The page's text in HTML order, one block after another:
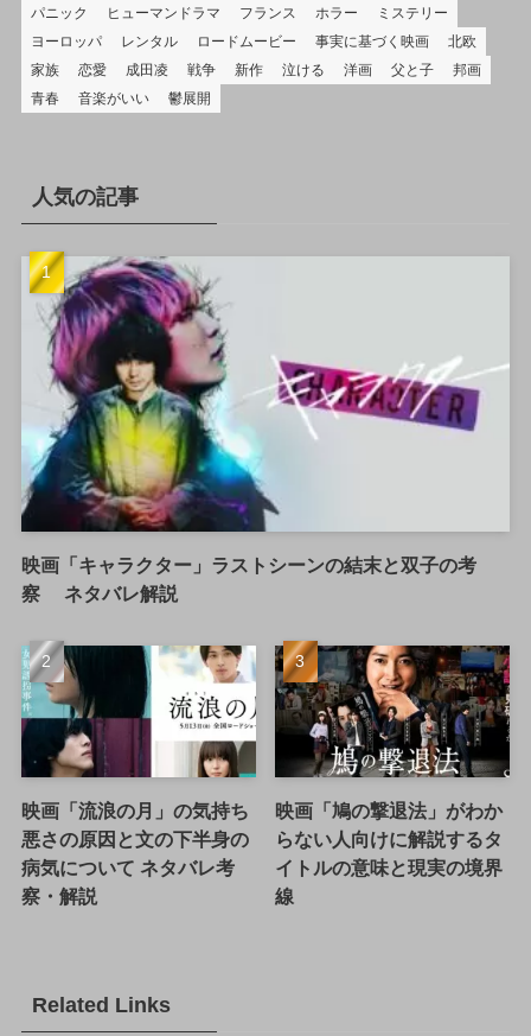
パニック
ヒューマンドラマ フランス ホラー
ミステリー
ヨーロッパ
レンタル ロードムービー 事実に基づく映画
北欧
家族
恋愛 成田凌 戦争 新作 泣ける 洋画 父と子
邦画
青春
音楽がいい 鬱展開
人気の記事
映画「キャラクター」ラストシーンの結末と双子の考
察 ネタバレ解説
映画「流浪の月」の気持ち
悪さの原因と文の下半身の
病気について ネタバレ考
察・解説
映画「鳩の撃退法」がわか
らない人向けに解説するタ
イトルの意味と現実の境界
線
Related Links